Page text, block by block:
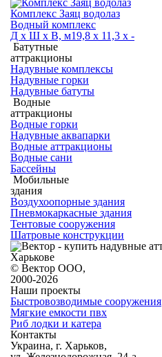
Комплекс Заяц водолаз
Водный комплекс
Д х Ш х В, м19,8 х 11,3 х -
Батутные
аттракционы
Надувные комплексы
Надувные горки
Надувные батуты
Водные
аттракционы
Водные горки
Надувные аквапарки
Водные аттракционы
Водные сани
Бассейны
Мобильные
здания
Воздухоопорные здания
Пневмокаркасные здания
Тентовые сооружения
Шатровые конструкции
© Вектор ООО,
2000-2026
Наши проекты
Быстровозводимые сооружения
Мягкие емкости пвх
Риб лодки и катера
Контакты
Украина, г. Харьков,